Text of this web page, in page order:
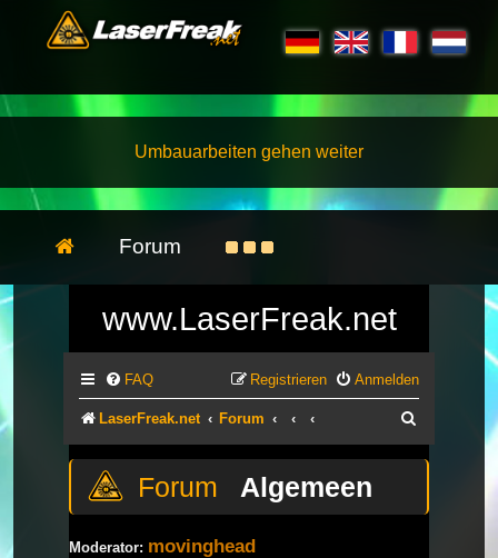
Umbauarbeiten gehen weiter
Forum
www.LaserFreak.net
FAQ Anmelden
Registrieren
LaserFreak.net Forum
Algemeen
Moderator: movinghead